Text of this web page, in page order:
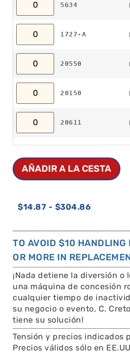
TO AVOID $10 HANDLING
OR MORE IN
¡Nada detiene la diversión o
una máquina de concesión
cualquier tiempo de
su negocio o evento, C.
tiene su solución!
Tensión y precios indicados
Precios válidos sólo en
5634
1727-A
20550
20150
20611
AÑADIR A LA CESTA
$14.87 - $304.86